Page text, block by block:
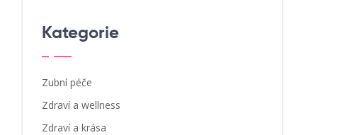
Kategorie
Zubní péče
Zdraví a wellness
Zdraví a krása